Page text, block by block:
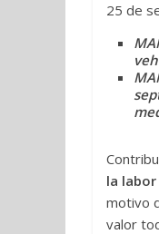
25 de
la labor
motivo
valor